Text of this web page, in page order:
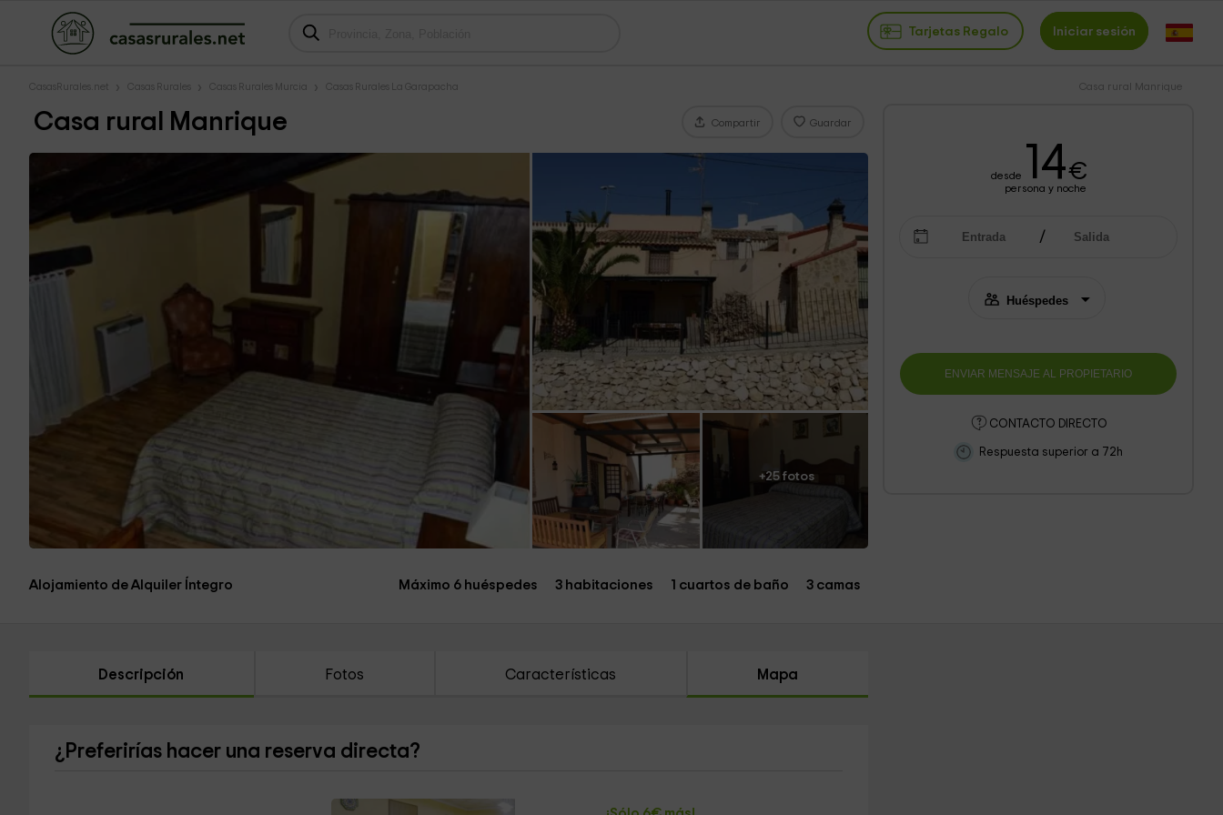
Tarjetas Regalo Iniciar sesión
CasasRurales.net Casas Rurales Casas Rurales Murcia Casas Rurales La Garapacha Casa rural Manrique
Casa rural Manrique Compartir Guardar
+25 fotos
desde 14€
persona y noche
CONTACTO DIRECTO
Respuesta superior a 72h
Alojamiento de Alquiler Íntegro Máximo 6 huéspedes 3 habitaciones 1 cuartos de baño 3 camas
Descripción Fotos Características Mapa
¿Preferirías hacer una reserva directa?